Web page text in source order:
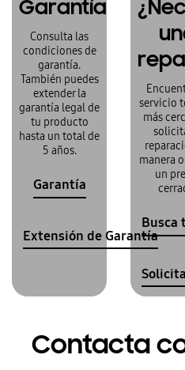
Garantía
Consulta las
condiciones de
garantía.
También puedes
extender la
garantía legal de
tu producto
hasta un total de
5 años.
Garantía
Extensión de Garantía
servicio
más
manera
un
Busca
Contacta